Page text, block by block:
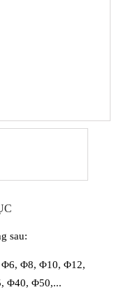
sau:
Φ6, Φ8, Φ10, Φ12,
Φ40, Φ50,...